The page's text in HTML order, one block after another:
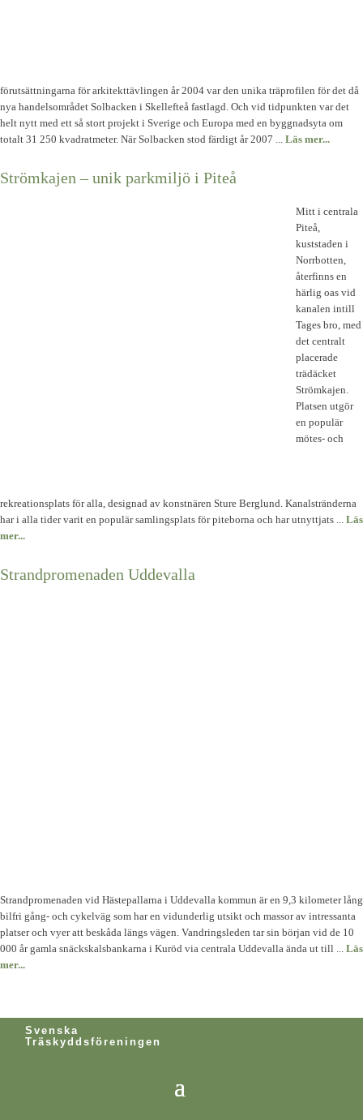
förutsättningarna för arkitekttävlingen år 2004 var den unika träprofilen för det då
nya handelsområdet Solbacken i Skellefteå fastlagd. Och vid tidpunkten var det
helt nytt med ett så stort projekt i Sverige och Europa med en byggnadsyta om
totalt 31 250 kvadratmeter. När Solbacken stod färdigt år 2007 ... Läs mer...
Strömkajen – unik parkmiljö i Piteå
Mitt i centrala
Piteå,
kuststaden i
Norrbotten,
återfinns en
härlig oas vid
kanalen intill
Tages bro, med
det centralt
placerade
trädäcket
Strömkajen.
Platsen utgör
en populär
mötes- och
rekreationsplats för alla, designad av konstnären Sture Berglund. Kanalstränderna
har i alla tider varit en populär samlingsplats för piteborna och har utnyttjats ... Läs
mer...
Strandpromenaden Uddevalla
Strandpromenaden vid Hästepallarna i Uddevalla kommun är en 9,3 kilometer lång
bilfri gång- och cykelväg som har en vidunderlig utsikt och massor av intressanta
platser och vyer att beskåda längs vägen. Vandringsleden tar sin början vid de 10
000 år gamla snäckskalsbankarna i Kuröd via centrala Uddevalla ända ut till ... Läs
mer...
Svenska
Träskyddsföreningen